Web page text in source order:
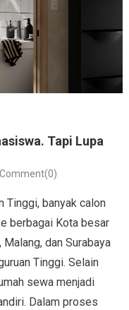
Tapi Lupa
Comment(0)
Tinggi, banyak calon
berbagai Kota besar
dan Surabaya
Tinggi. Selain
sewa menjadi
Dalam proses